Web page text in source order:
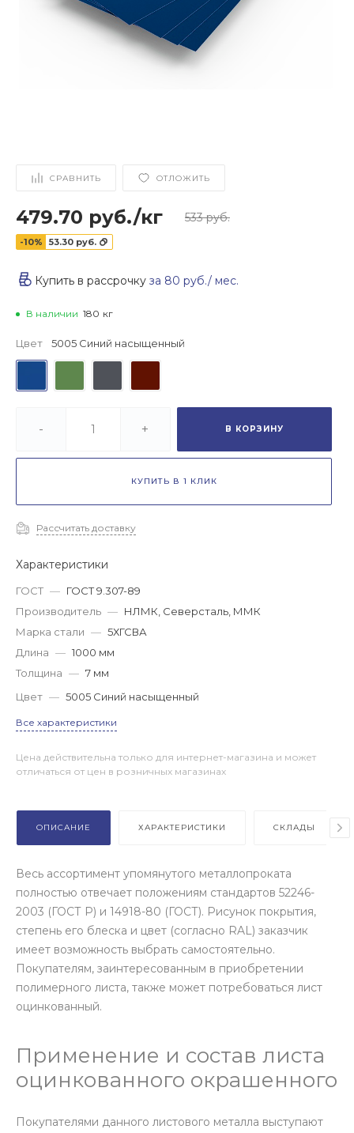
СРАВНИТЬ ОТЛОЖИТЬ
479.70 руб./кг 533 руб.
-10% 53.30 руб.
Купить в рассрочку за 80 руб./ мес.
В наличии 180 кг
Цвет 5005 Синий насыщенный
- + В КОРЗИНУ
КУПИТЬ В 1 КЛИК
Рассчитать доставку
Характеристики
ГОСТ — ГОСТ 9.307-89
Производитель — НЛМК, Северсталь, ММК
Марка стали — 5ХГСВА
Длина — 1000 мм
Толщина — 7 мм
Цвет — 5005 Синий насыщенный
Все характеристики
Цена действительна только для интернет-магазина и может
отличаться от цен в розничных магазинах
ОПИСАНИЕ ХАРАКТЕРИСТИКИ СКЛАДЫ
Весь ассортимент упомянутого металлопроката
полностью отвечает положениям стандартов 52246-
2003 (ГОСТ Р) и 14918-80 (ГОСТ). Рисунок покрытия,
степень его блеска и цвет (согласно RAL) заказчик
имеет возможность выбрать самостоятельно.
Покупателям, заинтересованным в приобретении
полимерного листа, также может потребоваться лист
оцинкованный.
Применение и состав листа
оцинкованного окрашенного
Покупателями данного листового металла выступают